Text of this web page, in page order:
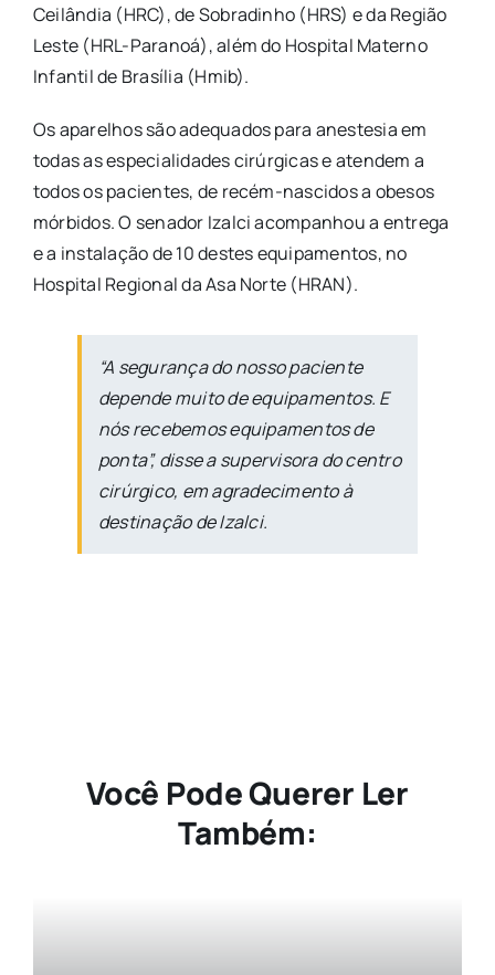
Ceilândia (HRC), de Sobradinho (HRS) e da Região
Leste (HRL-Paranoá), além do Hospital Materno
Infantil de Brasília (Hmib).
Os aparelhos são adequados para anestesia em
todas as especialidades cirúrgicas e atendem a
todos os pacientes, de recém-nascidos a obesos
mórbidos. O senador Izalci acompanhou a entrega
e a instalação de 10 destes equipamentos, no
Hospital Regional da Asa Norte (HRAN).
“A segurança do nosso paciente
depende muito de equipamentos. E
nós recebemos equipamentos de
ponta”, disse a supervisora do centro
cirúrgico, em agradecimento à
destinação de Izalci.
Você Pode Querer Ler
Também: